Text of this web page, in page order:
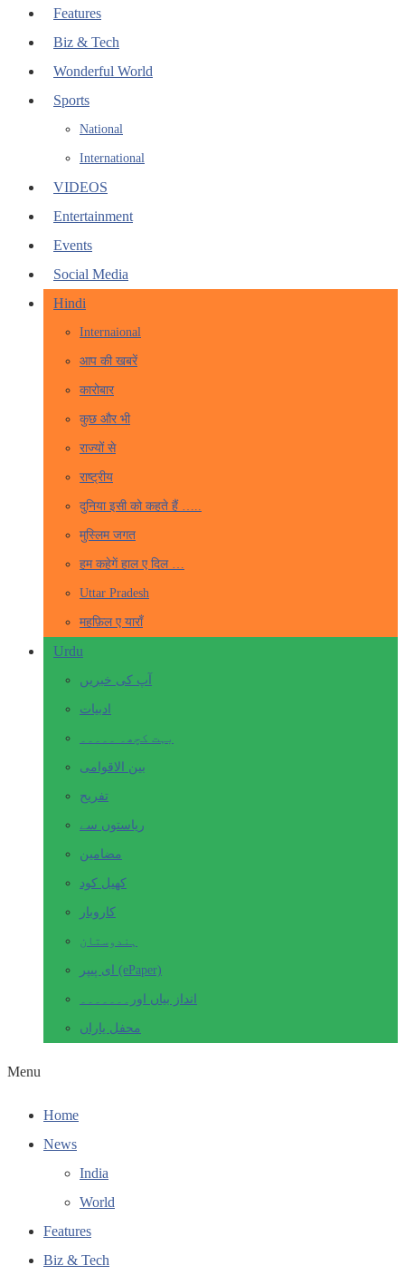
Features
Biz & Tech
Wonderful World
Sports
National
International
VIDEOS
Entertainment
Events
Social Media
Hindi
Internaional
आप की खबरें
कारोबार
कुछ और भी
राज्यों से
राष्ट्रीय
दुनिया इसी को कहते हैं …..
मुस्लिम जगत
हम कहेगें हाल ए दिल …
Uttar Pradesh
महफ़िल ए याराँ
Urdu
آپ کی خبریں
ادبیات
بہت کچھ۔ ۔۔۔۔۔
بین الاقوامی
تفریح
ریاستوں سے
مضامین
کھیل کود
کاروبار
ہندوستان
ای پیپر (ePaper)
انداز بیاں اور۔۔۔۔۔۔۔
محفل یاراں
Menu
Home
News
India
World
Features
Biz & Tech